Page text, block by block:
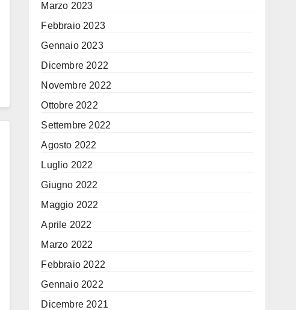
Marzo 2023
Febbraio 2023
Gennaio 2023
Dicembre 2022
Novembre 2022
Ottobre 2022
Settembre 2022
Agosto 2022
Luglio 2022
Giugno 2022
Maggio 2022
Aprile 2022
Marzo 2022
Febbraio 2022
Gennaio 2022
Dicembre 2021